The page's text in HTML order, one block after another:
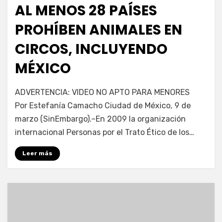
AL MENOS 28 PAÍSES
PROHÍBEN ANIMALES EN
CIRCOS, INCLUYENDO
MÉXICO
porEnrique
ADVERTENCIA: VIDEO NO APTO PARA MENORES
Por Estefanía Camacho Ciudad de México, 9 de
marzo (SinEmbargo).–En 2009 la organización
internacional Personas por el Trato Ético de los…
Leer más